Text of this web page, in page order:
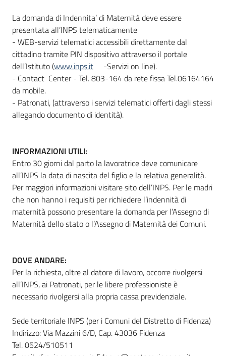
La domanda di Indennita’ di Maternità deve essere
presentata all’INPS telematicamente
- WEB-servizi telematici accessibili direttamente dal
cittadino tramite PIN dispositivo attraverso il portale
dell’Istituto (www.inps.it
-Servizi on line).
- Contact Center - Tel. 803-164 da rete fissa Tel.06164164
da mobile.
- Patronati, (attraverso i servizi telematici offerti dagli stessi
allegando documento di identità).
INFORMAZIONI UTILI:
Entro 30 giorni dal parto la lavoratrice deve comunicare
all’INPS la data di nascita del figlio e la relativa generalità.
Per maggiori informazioni visitare sito dell’INPS. Per le madri
che non hanno i requisiti per richiedere l’indennità di
maternità possono presentare la domanda per l’Assegno di
Maternità dello stato o l’Assegno di Maternità dei Comuni.
DOVE ANDARE:
Per la richiesta, oltre al datore di lavoro, occorre rivolgersi
all’INPS, ai Patronati, per le libere professioniste è
necessario rivolgersi alla propria cassa previdenziale.
Sede territoriale INPS (per i Comuni del Distretto di Fidenza)
Indirizzo: Via Mazzini 6/D, Cap. 43036 Fidenza
Tel. 0524/510511